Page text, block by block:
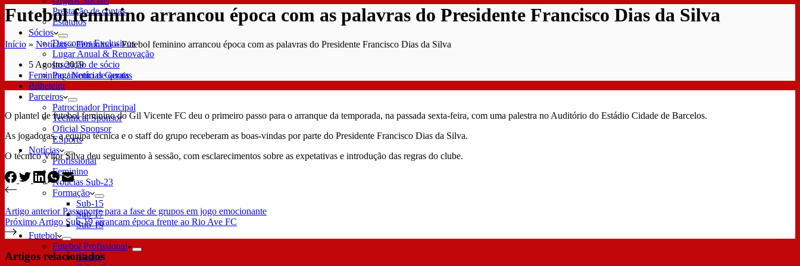
Prestação de contas
Estatutos
Sócios
Descontos Exclusivos
Lugar Anual & Renovação
Inscrição de sócio
Pagamento de quotas
Bilheteira
Parceiros
Patrocinador Principal
Technical Sponsor
Oficial Sponsor
ESports
Notícias
Profissional
Feminino
Notícias Sub-23
Formação
Sub-15
Sub-17
Sub-19
Futebol
Futebol Profissional
Plantel
Futebol feminino arrancou época com as palavras do Presidente Francisco Dias da Silva
Início » Notícias»Feminino»Futebol feminino arrancou época com as palavras do Presidente Francisco Dias da Silva
5 Agosto 2019
Feminino/Notícias Gerais
O plantel de futebol feminino do Gil Vicente FC deu o primeiro passo para o arranque da temporada, na passada sexta-feira, com uma palestra no Auditório do Estádio Cidade de Barcelos.
As jogadoras, a equipa técnica e o staff do grupo receberam as boas-vindas por parte do Presidente Francisco Dias da Silva.
O técnico Vítor Silva deu seguimento à sessão, com esclarecimentos sobre as expetativas e introdução das regras do clube.
Artigo anteriorPassaporte para a fase de grupos em jogo emocionante
Próximo Artigo Sub-19 arrancam época frente ao Rio Ave FC
Artigos relacionados